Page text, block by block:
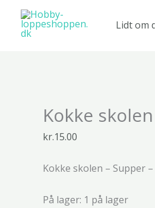
indholdet
Lidt om
Kokke
kr.15.00
Kokke skolen – Supper
På lager: 1 på lager
skolen
-
Supper
Morten
antal